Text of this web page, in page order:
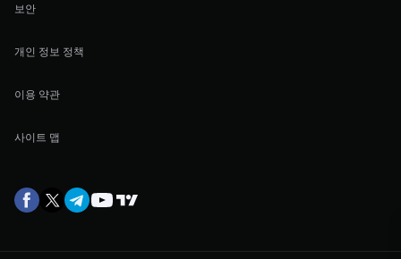
보안
개인 정보 정책
이용 약관
사이트 맵